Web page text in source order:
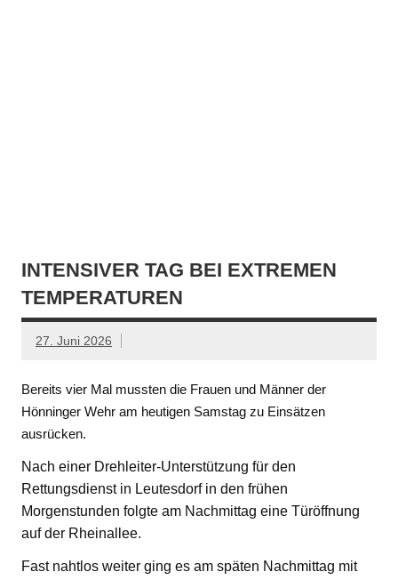
INTENSIVER TAG BEI EXTREMEN
TEMPERATUREN
27. Juni 2026
Bereits vier Mal mussten die Frauen und Männer der
Hönninger Wehr am heutigen Samstag zu Einsätzen
ausrücken.
Nach einer Drehleiter-Unterstützung für den
Rettungsdienst in Leutesdorf in den frühen
Morgenstunden folgte am Nachmittag eine Türöffnung
auf der Rheinallee.
Fast nahtlos weiter ging es am späten Nachmittag mit